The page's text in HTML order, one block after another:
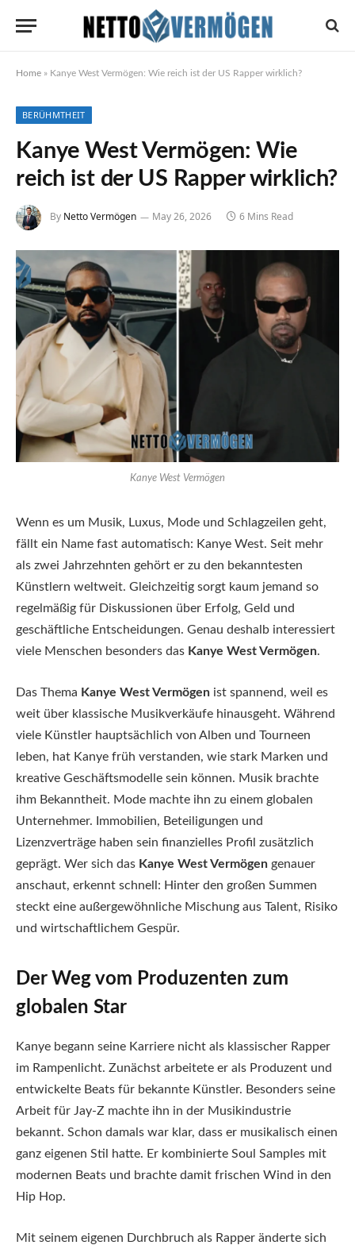
Home » Kanye West Vermögen: Wie reich ist der US Rapper wirklich?
BERÜHMTHEIT
Kanye West Vermögen: Wie
reich ist der US Rapper wirklich?
By Netto Vermögen May 26, 2026 6 Mins Read
Kanye West Vermögen
Wenn es um Musik, Luxus, Mode und Schlagzeilen geht,
fällt ein Name fast automatisch: Kanye West. Seit mehr
als zwei Jahrzehnten gehört er zu den bekanntesten
Künstlern weltweit. Gleichzeitig sorgt kaum jemand so
regelmäßig für Diskussionen über Erfolg, Geld und
geschäftliche Entscheidungen. Genau deshalb interessiert
viele Menschen besonders das Kanye West Vermögen.
Das Thema Kanye West Vermögen ist spannend, weil es
weit über klassische Musikverkäufe hinausgeht. Während
viele Künstler hauptsächlich von Alben und Tourneen
leben, hat Kanye früh verstanden, wie stark Marken und
kreative Geschäftsmodelle sein können. Musik brachte
ihm Bekanntheit. Mode machte ihn zu einem globalen
Unternehmer. Immobilien, Beteiligungen und
Lizenzverträge haben sein finanzielles Profil zusätzlich
geprägt. Wer sich das Kanye West Vermögen genauer
anschaut, erkennt schnell: Hinter den großen Summen
steckt eine außergewöhnliche Mischung aus Talent, Risiko
und wirtschaftlichem Gespür.
Der Weg vom Produzenten zum
globalen Star
Kanye begann seine Karriere nicht als klassischer Rapper
im Rampenlicht. Zunächst arbeitete er als Produzent und
entwickelte Beats für bekannte Künstler. Besonders seine
Arbeit für Jay-Z machte ihn in der Musikindustrie
bekannt. Schon damals war klar, dass er musikalisch einen
ganz eigenen Stil hatte. Er kombinierte Soul Samples mit
modernen Beats und brachte damit frischen Wind in den
Hip Hop.
Mit seinem eigenen Durchbruch als Rapper änderte sich